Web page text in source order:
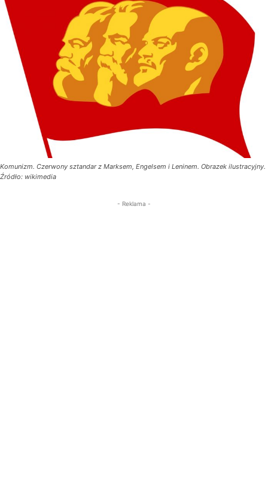
Komunizm. Czerwony sztandar z Marksem, Engelsem i Leninem. Obrazek ilustracyjny.
Źródło: wikimedia
- Reklama -